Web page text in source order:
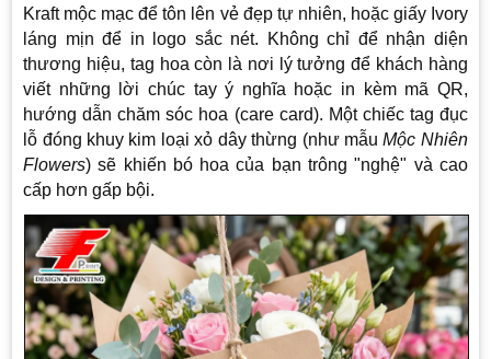
Kraft mộc mạc để tôn lên vẻ đẹp tự nhiên, hoặc giấy Ivory
láng mịn để in logo sắc nét. Không chỉ để nhận diện
thương hiệu, tag hoa còn là nơi lý tưởng để khách hàng
viết những lời chúc tay ý nghĩa hoặc in kèm mã QR,
hướng dẫn chăm sóc hoa (care card). Một chiếc tag đục
lỗ đóng khuy kim loại xỏ dây thừng (như mẫuMộc Nhiên
Flowers) sẽ khiến bó hoa của bạn trông "nghệ" và cao
cấp hơn gấp bội.